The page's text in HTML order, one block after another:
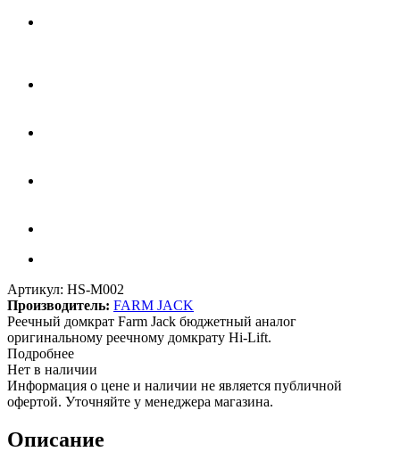
Артикул: HS-M002
Производитель: FARM JACK
Реечный домкрат Farm Jack бюджетный аналог
оригинальному реечному домкрату Hi-Lift.
Подробнее
Нет в наличии
Информация о цене и наличии не является публичной
офертой. Уточняйте у менеджера магазина.
Описание